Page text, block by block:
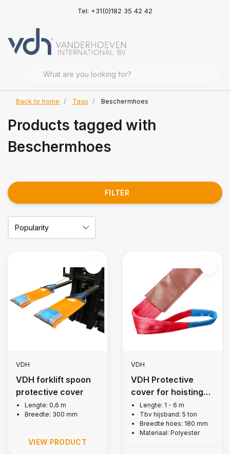
Tel: +31(0)182 35 42 42
Back to home Tags Beschermhoes
Products tagged with
Beschermhoes
FILTER
VDH
VDH forklift spoon
protective cover
Lengte: 0,6 m
Breedte: 300 mm
VIEW PRODUCT
VDH
VDH Protective
cover for hoisting
belt, 5 tons
Lengte: 1 - 6 m
Tbv hijsband: 5 ton
Breedte hoes: 180 mm
Materiaal: Polyester